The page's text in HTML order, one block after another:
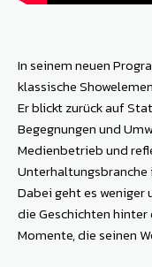
In seinem neuen
klassische
Er blickt zurück auf
Begegnungen und
Medienbetrieb und
Dabei geht es weniger
die Geschichten hinter
Momente, die seinen